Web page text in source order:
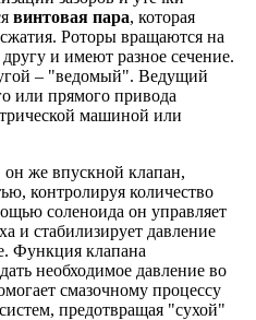
винтовая пара, которая
Роторы вращаются на
и имеют разное сечение.
– "ведомый". Ведущий
или прямого привода
машиной или
он же впускной клапан,
контролируя количество
соленоида он управляет
и стабилизирует давление
Функция клапана
необходимое давление во
смазочному процессу
предотвращая "сухой"